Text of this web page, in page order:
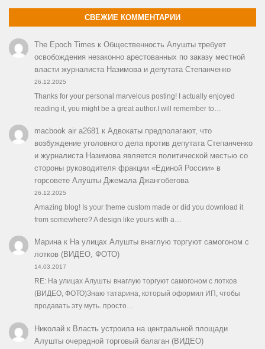
СВЕЖИЕ КОММЕНТАРИИ
The Epoch Times к Общественность Алушты требует
освобождения незаконно арестованных по заказу местной
власти журналиста Назимова и депутата Степанченко
26.12.2025
Thanks for your personal marvelous posting! I actually enjoyed
reading it, you might be a great author.I will remember to…
macbook air a2681 к Адвокаты предполагают, что
возбуждение уголовного дела против депутата Степанченко
и журналиста Назимова является политической местью со
стороны руководителя фракции «Единой России» в
горсовете Алушты Джемала Джангобегова
26.12.2025
Amazing blog! Is your theme custom made or did you download it
from somewhere? A design like yours with a…
Маринак На улицах Алушты внаглую торгуют самогоном с
лотков (ВИДЕО, ФОТО)
14.03.2017
RE: На улицах Алушты внаглую торгуют самогоном с лотков
(ВИДЕО, ФОТО)Знаю татарина, который оформил ИП, чтобы
продавать эту муть. просто…
Николайк Власть устроила на центральной площади
Алушты очередной торговый балаган (ВИДЕО)